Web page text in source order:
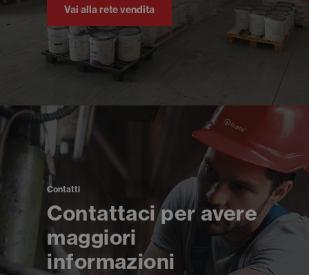
Vai alla rete vendita
Contatti
Contattaci per avere
maggiori
informazioni